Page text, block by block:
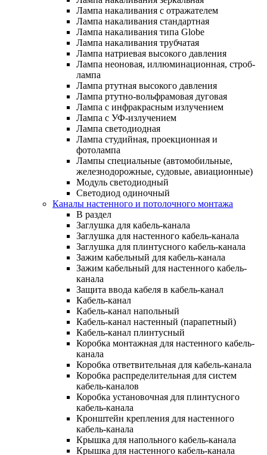
Лампа накаливания с отражателем
Лампа накаливания стандартная
Лампа накаливания типа Globe
Лампа накаливания трубчатая
Лампа натриевая высокого давления
Лампа неоновая, иллюминационная, строб-
лампа
Лампа ртутная высокого давления
Лампа ртутно-вольфрамовая дуговая
Лампа с инфракрасным излучением
Лампа с УФ-излучением
Лампа светодиодная
Лампа студийная, проекционная и
фотолампа
Лампы специальные (автомобильные,
железнодорожные, судовые, авиационные)
Модуль светодиодный
Светодиод одиночный
Каналы настенного и потолочного монтажа
В раздел
Заглушка для кабель-канала
Заглушка для настенного кабель-канала
Заглушка для плинтусного кабель-канала
Зажим кабельный для кабель-канала
Зажим кабельный для настенного кабель-
канала
Защита ввода кабеля в кабель-канал
Кабель-канал
Кабель-канал напольный
Кабель-канал настенный (парапетный)
Кабель-канал плинтусный
Коробка монтажная для настенного кабель-
канала
Коробка ответвительная для кабель-канала
Коробка распределительная для систем
кабель-каналов
Коробка установочная для плинтусного
кабель-канала
Кронштейн крепления для настенного
кабель-канала
Крышка для напольного кабель-канала
Крышка для настенного кабель-канала